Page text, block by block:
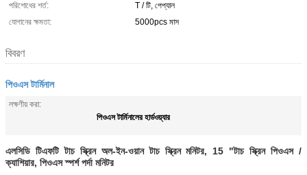
পরিশোধের শর্ত:
T / টি, পেপ্যাল
যোগানের ক্ষমতা:
5000pcs মাস
বিবরণ
পিওএস টার্মিনাল
লক্ষণীয় করা:
পিওএস টার্মিনালের হার্ডওয়্যার
এলসিডি টিএফটি টাচ স্ক্রিন অল-ইন-ওয়ান টাচ স্ক্রিন মনিটর, 15 "টাচ স্ক্রিন পিওএস /
ক্যাশিয়ার, পিওএস স্পর্শ পর্দা মনিটর